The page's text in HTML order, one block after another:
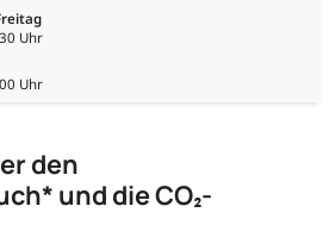
Uhr
Uhr
den
und die CO₂-